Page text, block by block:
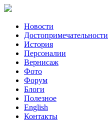
Новости
Достопримечательности
История
Персоналии
Вернисаж
Фото
Форум
Блоги
Полезное
English
Контакты